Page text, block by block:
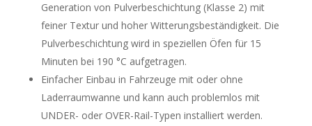
Generation von Pulverbeschichtung (Klasse 2) mit
feiner Textur und hoher Witterungsbeständigkeit. Die
Pulverbeschichtung wird in speziellen Öfen für 15
Minuten bei 190 °C aufgetragen.
Einfacher Einbau in Fahrzeuge mit oder ohne
Laderraumwanne und kann auch problemlos mit
UNDER- oder OVER-Rail-Typen installiert werden.